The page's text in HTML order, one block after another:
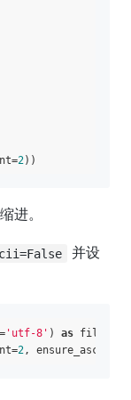
2
进。
并设
'utf-8' ) as file:
2, ensure_ascii=